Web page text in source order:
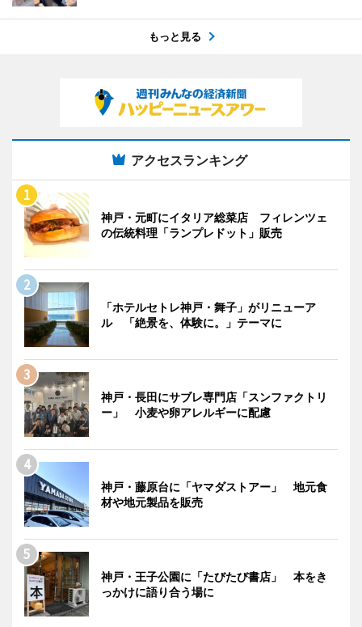
もっと見る
アクセスランキング
神戸・元町にイタリア総菜店 フィレンツェ
の伝統料理「ランプレドット」販売
「ホテルセトレ神戸・舞子」がリニューア
ル 「絶景を、体験に。」テーマに
神戸・長田にサブレ専門店「スンファクトリ
ー」 小麦や卵アレルギーに配慮
神戸・藤原台に「ヤマダストアー」 地元食
材や地元製品を販売
神戸・王子公園に「たびたび書店」 本をき
っかけに語り合う場に